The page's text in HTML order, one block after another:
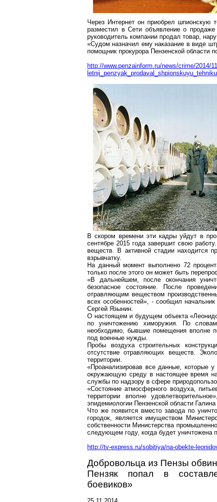
Через Интернет он приобрел шпионскую
разместил в Сети объявление о
руководитель компании продал товар,
«Судом назначил ему наказание в виде
помощник прокурора Пензенской
http://www.penzainform.ru/news/crime/2014/
В скором времени эти кадры уйдут в
сентябре 2015 года завершит свою
веществ. В активной стадии находится
взрывчатку.
На данный момент выполнено 72
только после этого он может быть
«В дальнейшем, после окончания
безопасное состояние. После
отравляющим веществом
всех особенностей», - сообщил
Сергей Язынин.
О настоящем и будущем объекта
по уничтожению химоружия. По
необходимо, бывшие помещения вполне
под военные нужды.
Пробы воздуха строительных
отсутствие отравляющих веществ.
территории.
«Проанализировав все данные, которые
окружающую среду в настоящее время
службы по надзору в сфере
«Состояние атмосферного воздуха,
территории вполне
эпидемиологии Пензенской области
Что же появится вместо завода по
городок, является имуществом
собственности Министерства
следующем году, когда будет уничтожена
http://tv-express.ru/sobitiya/na-obekte-
Добровольца из Пензы
Пензяк попал в
боевиков»